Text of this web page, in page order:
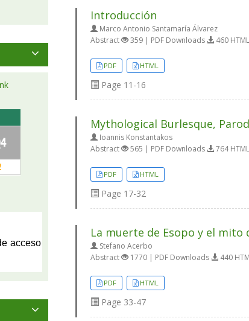
Introducción
Marco Antonio Santamaría Álvarez
Abstract
359 | PDF Downloads 460
PDF HTML
Page 11-16
Mythological Burlesque,
Ioannis Konstantakos
Abstract
565 | PDF Downloads 764
PDF HTML
Page 17-32
La muerte de Esopo y el mito
Stefano Acerbo
Abstract
1770 | PDF Downloads 440
PDF HTML
Page 33-47